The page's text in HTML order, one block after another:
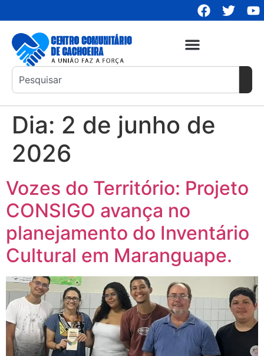
Dia: 2 de junho de
2026
Vozes do Território: Projeto
CONSIGO avança no
planejamento do Inventário
Cultural em Maranguape.